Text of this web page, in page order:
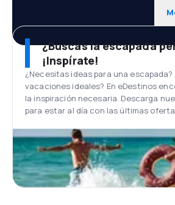
¿Buscas la escapada
¡Inspírate!
¿Necesitas ideas para una escapada?
vacaciones ideales? En eDestinos
la inspiración necesaria. Descarga
para estar al día con las últimas